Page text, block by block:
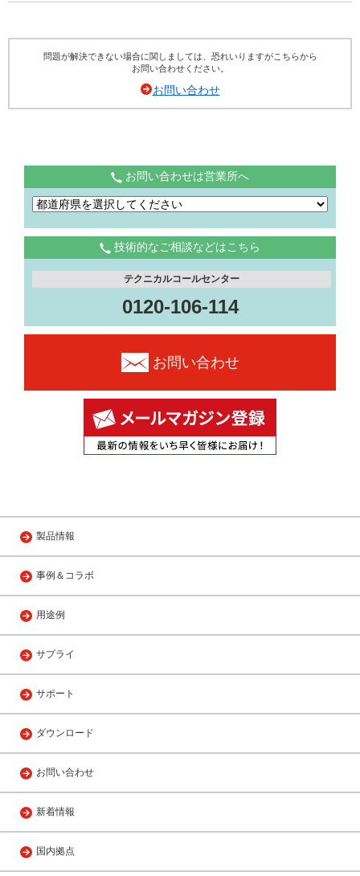
問題が解決できない場合に関しましては、恐れいりますがこちらから
お問い合わせください。
お問い合わせ
お問い合わせは営業所へ
技術的なご相談などはこちら
テクニカルコールセンター
0120-106-114
お問い合わせ
製品情報
事例＆コラボ
用途例
サプライ
サポート
ダウンロード
お問い合わせ
新着情報
国内拠点